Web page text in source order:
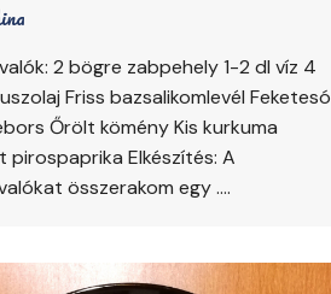
2 bögre zabpehely 1-2 dl víz 4
Friss bazsalikomlevél Feketesó
Őrölt kömény Kis kurkuma
pirospaprika Elkészítés: A
összerakom egy ….